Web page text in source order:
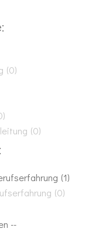
(0)
(0)
(1)
(0)
--